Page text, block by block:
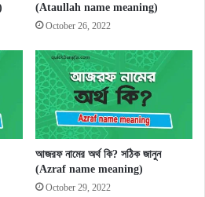
(Ataullah name meaning)
October 26, 2022
আজরফ নামের অর্থ কি? সঠিক জানুন
(Azraf name meaning)
October 29, 2022